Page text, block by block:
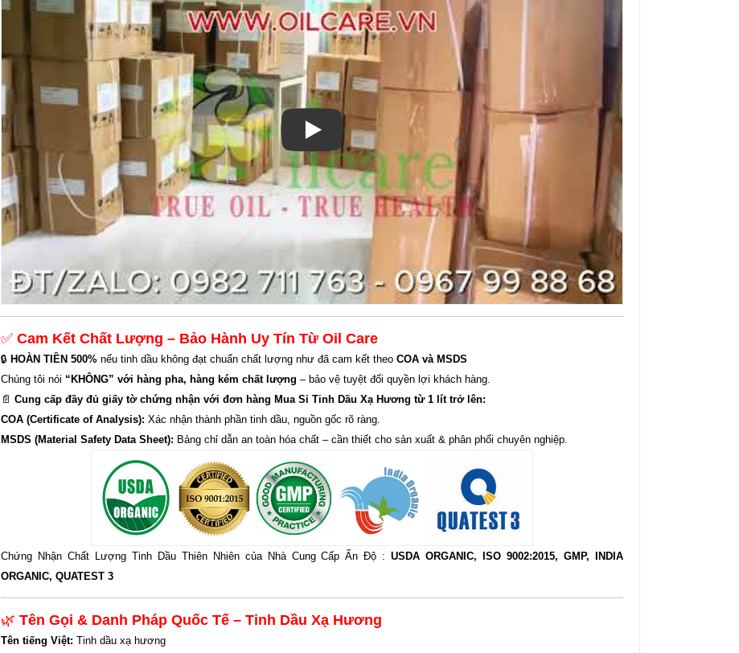
✅ Cam Kết Chất Lượng – Bảo Hành Uy Tín Từ Oil Care
🔒 HOÀN TIỀN 500% nếu tinh dầu không đạt chuẩn chất lượng như đã cam kết theo COA và MSDS
Chúng tôi nói “KHÔNG” với hàng pha, hàng kém chất lượng – bảo vệ tuyệt đối quyền lợi khách hàng.
📄 Cung cấp đầy đủ giấy tờ chứng nhận với đơn hàng Mua Sỉ Tinh Dầu Xạ Hương từ 1 lít trở lên:
COA (Certificate of Analysis): Xác nhận thành phần tinh dầu, nguồn gốc rõ ràng.
MSDS (Material Safety Data Sheet): Bảng chỉ dẫn an toàn hóa chất – cần thiết cho sản xuất & phân phối chuyên nghiệp.
Chứng Nhận Chất Lượng Tinh Dầu Thiên Nhiên của Nhà Cung Cấp Ấn Độ :USDA ORGANIC, ISO 9002:2015, GMP, INDIA
ORGANIC, QUATEST 3
🌿 Tên Gọi & Danh Pháp Quốc Tế – Tinh Dầu Xạ Hương
Tên tiếng Việt: Tinh dầu xạ hương